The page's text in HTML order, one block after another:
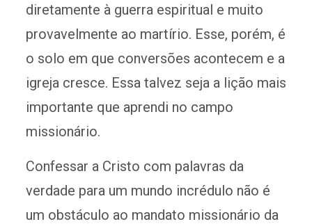
diretamente à guerra espiritual e muito
provavelmente ao martírio. Esse, porém, é
o solo em que conversões acontecem e a
igreja cresce. Essa talvez seja a lição mais
importante que aprendi no campo
missionário.
Confessar a Cristo com palavras da
verdade para um mundo incrédulo não é
um obstáculo ao mandato missionário da